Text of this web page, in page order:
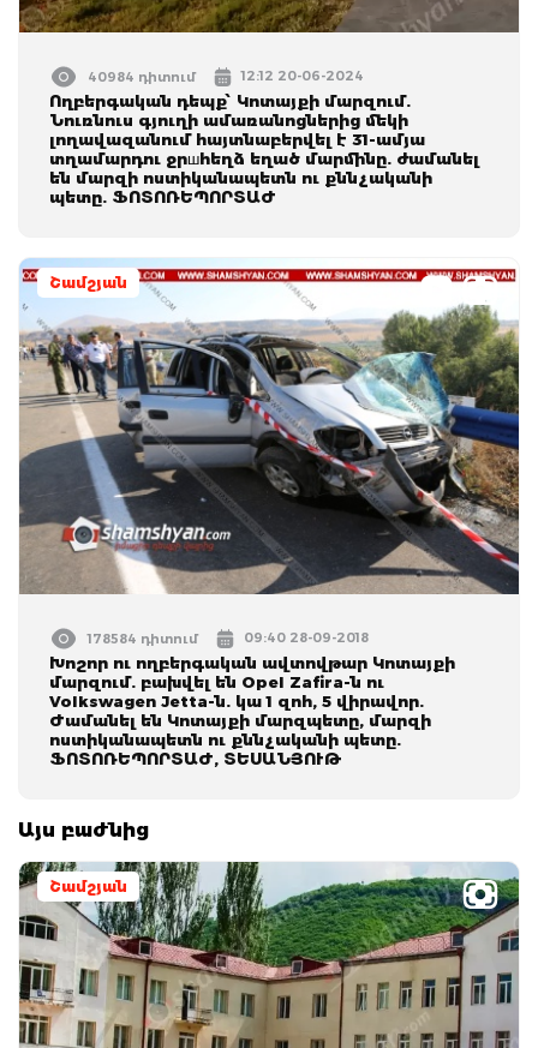
40984 դիտում 12:12 20-06-2024
Ողբերգական դեպք՝ Կոտայքի մարզում.
Նուռնուս գյուղի ամառանոցներից մեկի
լողավազանում հայտնաբերվել է 31-ամյա
տղամարդու ջրшհեղձ եղած մարմինը. ժամանել
են մարզի ոստիկանապետն ու քննչականի
պետը. ՖՈՏՈՌԵՊՈՐՏԱԺ
Շամշյան
178584 դիտում 09:40 28-09-2018
Խոշոր ու ողբերգական ավտովթար Կոտայքի
մարզում. բախվել են Opel Zafira-ն ու
Volkswagen Jetta-ն. կա 1 զոհ, 5 վիրավոր.
Ժամանել են Կոտայքի մարզպետը, մարզի
ոստիկանապետն ու քննչականի պետը.
ՖՈՏՈՌԵՊՈՐՏԱԺ, ՏԵՍԱՆՅՈՒԹ
Այս բաժնից
Շամշյան